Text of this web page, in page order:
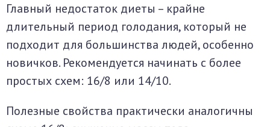
Главный недостаток диеты – крайне
длительный период голодания, который не
подходит для большинства людей, особенно
новичков. Рекомендуется начинать с более
простых схем: 16/8 или 14/10.
Полезные свойства практически аналогичны